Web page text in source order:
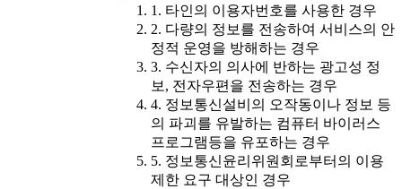
1. 타인의 이용자번호를 사용한 경우
2. 다량의 정보를 전송하여 서비스의 안
정적 운영을 방해하는 경우
3. 수신자의 의사에 반하는 광고성 정
보, 전자우편을 전송하는 경우
4. 정보통신설비의 오작동이나 정보 등
의 파괴를 유발하는 컴퓨터 바이러스
프로그램등을 유포하는 경우
5. 정보통신윤리위원회로부터의 이용
제한 요구 대상인 경우